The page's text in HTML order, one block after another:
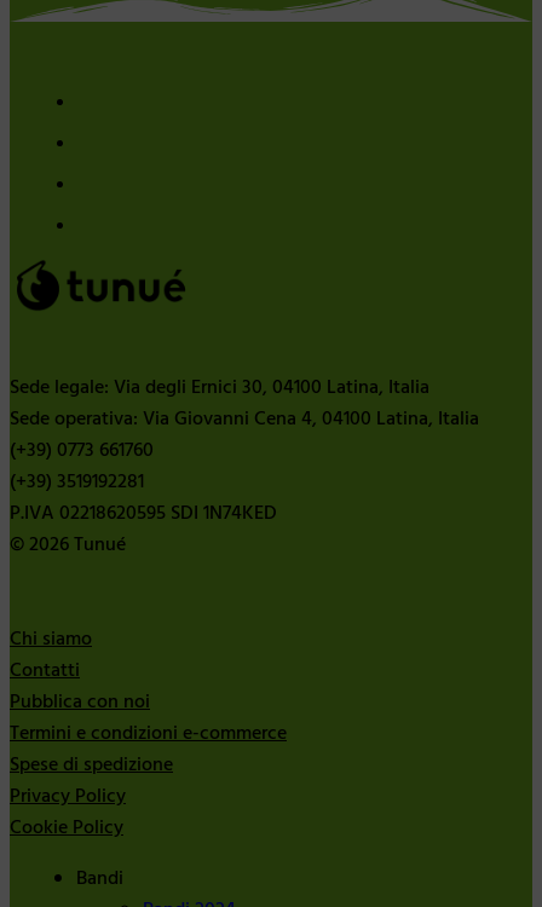
Sede legale: Via degli Ernici 30, 04100 Latina, Italia
Sede operativa: Via Giovanni Cena 4, 04100 Latina, Italia
(+39) 0773 661760
(+39) 3519192281
P.IVA 02218620595 SDI 1N74KED
© 2026 Tunué
Chi siamo
Contatti
Pubblica con noi
Termini e condizioni e-commerce
Spese di spedizione
Privacy Policy
Cookie Policy
Bandi